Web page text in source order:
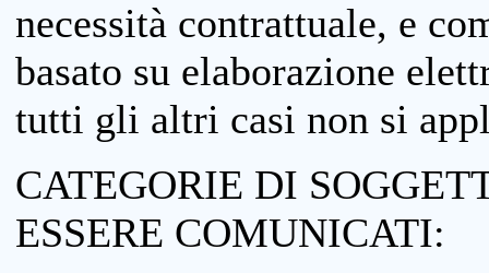
necessità contrattuale, e
basato su elaborazione
tutti gli altri casi non si
CATEGORIE DI
ESSERE COMUNICATI: